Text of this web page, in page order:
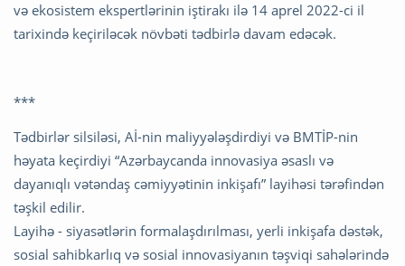
və ekosistem ekspertlərinin iştirakı ilə 14 aprel 2022-ci il
tarixində keçiriləcək növbəti tədbirlə davam edəcək.
***
Tədbirlər silsiləsi, Aİ-nin maliyyələşdirdiyi və BMTİP-nin
həyata keçirdiyi “Azərbaycanda innovasiya əsaslı və
dayanıqlı vətəndaş cəmiyyətinin inkişafı” layihəsi tərəfindən
təşkil edilir.
Layihə - siyasətlərin formalaşdırılması, yerli inkişafa dəstək,
sosial sahibkarlıq və sosial innovasiyanın təşviqi sahələrində